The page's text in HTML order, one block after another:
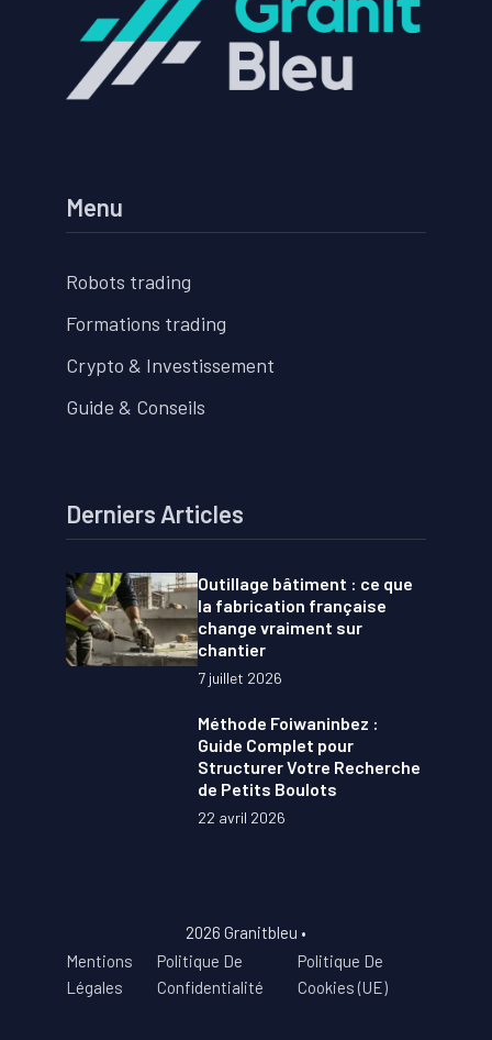
Menu
Robots trading
Formations trading
Crypto & Investissement
Guide & Conseils
Derniers Articles
Outillage bâtiment : ce que
la fabrication française
change vraiment sur
chantier
7 juillet 2026
Méthode Foiwaninbez :
Guide Complet pour
Structurer Votre Recherche
de Petits Boulots
22 avril 2026
2026 Granitbleu •
Mentions
Légales
Politique De
Confidentialité
Politique De
Cookies (UE)